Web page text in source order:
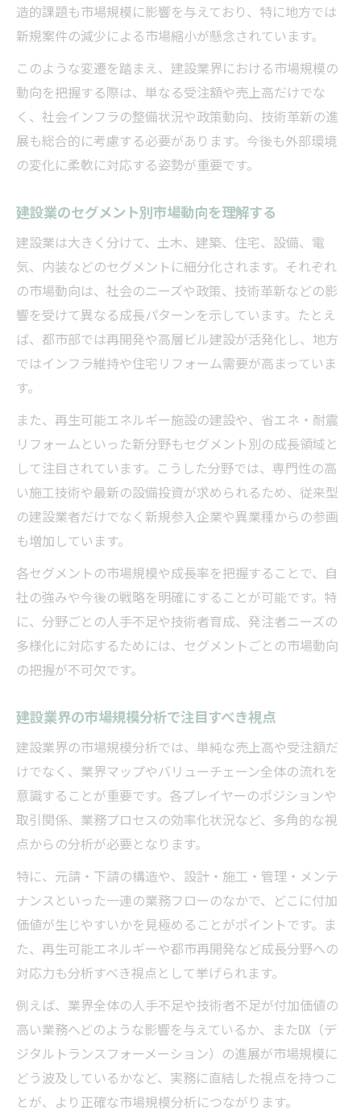
造的課題も市場規模に影響を与えており、特に地方では
新規案件の減少による市場縮小が懸念されています。
このような変遷を踏まえ、建設業界における市場規模の
動向を把握する際は、単なる受注額や売上高だけでな
く、社会インフラの整備状況や政策動向、技術革新の進
展も総合的に考慮する必要があります。今後も外部環境
の変化に柔軟に対応する姿勢が重要です。
建設業のセグメント別市場動向を理解する
建設業は大きく分けて、土木、建築、住宅、設備、電
気、内装などのセグメントに細分化されます。それぞれ
の市場動向は、社会のニーズや政策、技術革新などの影
響を受けて異なる成長パターンを示しています。たとえ
ば、都市部では再開発や高層ビル建設が活発化し、地方
ではインフラ維持や住宅リフォーム需要が高まっていま
す。
また、再生可能エネルギー施設の建設や、省エネ・耐震
リフォームといった新分野もセグメント別の成長領域と
して注目されています。こうした分野では、専門性の高
い施工技術や最新の設備投資が求められるため、従来型
の建設業者だけでなく新規参入企業や異業種からの参画
も増加しています。
各セグメントの市場規模や成長率を把握することで、自
社の強みや今後の戦略を明確にすることが可能です。特
に、分野ごとの人手不足や技術者育成、発注者ニーズの
多様化に対応するためには、セグメントごとの市場動向
の把握が不可欠です。
建設業界の市場規模分析で注目すべき視点
建設業界の市場規模分析では、単純な売上高や受注額だ
けでなく、業界マップやバリューチェーン全体の流れを
意識することが重要です。各プレイヤーのポジションや
取引関係、業務プロセスの効率化状況など、多角的な視
点からの分析が必要となります。
特に、元請・下請の構造や、設計・施工・管理・メンテ
ナンスといった一連の業務フローのなかで、どこに付加
価値が生じやすいかを見極めることがポイントです。ま
た、再生可能エネルギーや都市再開発など成長分野への
対応力も分析すべき視点として挙げられます。
例えば、業界全体の人手不足や技術者不足が付加価値の
高い業務へどのような影響を与えているか、またDX（デ
ジタルトランスフォーメーション）の進展が市場規模に
どう波及しているかなど、実務に直結した視点を持つこ
とが、より正確な市場規模分析につながります。